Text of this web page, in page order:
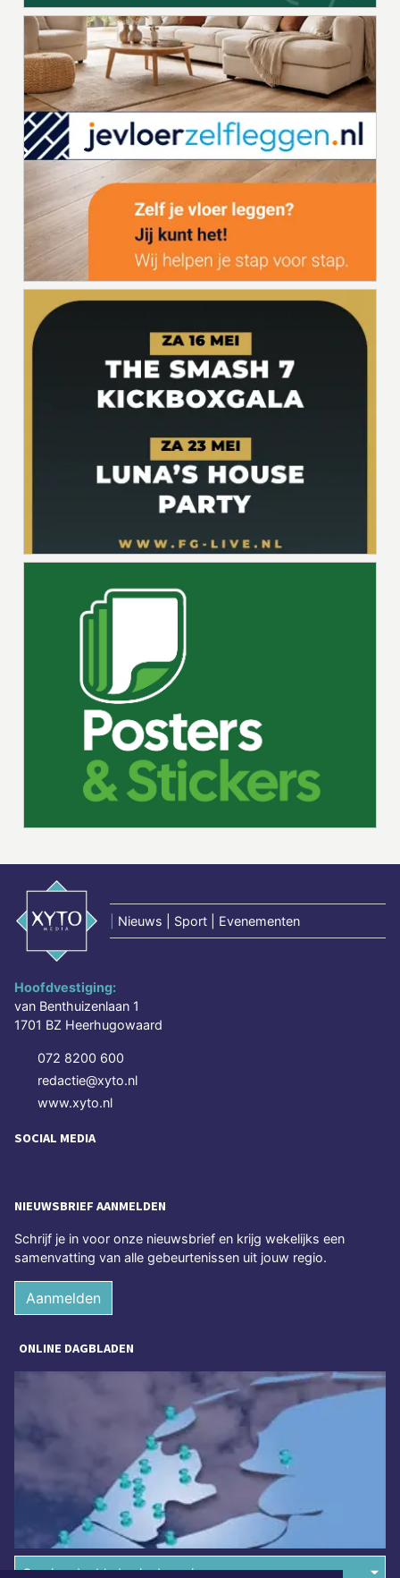
Nieuws | Sport | Evenementen
Hoofdvestiging:
van Benthuizenlaan 1
1701 BZ Heerhugowaard
072 8200 600
redactie@xyto.nl
www.xyto.nl
SOCIAL MEDIA
NIEUWSBRIEF AANMELDEN
Schrijf je in voor onze nieuwsbrief en krijg wekelijks een
samenvatting van alle gebeurtenissen uit jouw regio.
Aanmelden
ONLINE DAGBLADEN
Overige dagbladen in de regio